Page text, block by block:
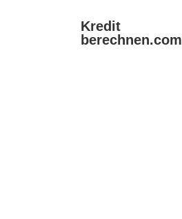
Kredit
berechnen.com